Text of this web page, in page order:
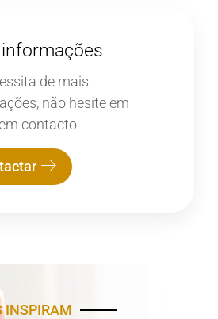
de mais
não hesite em
contacto
INSPIRAM